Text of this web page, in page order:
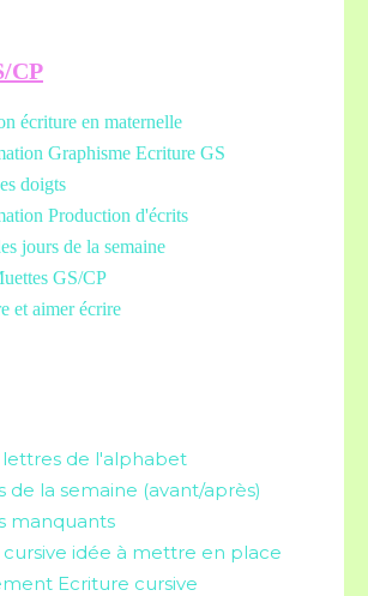
CP
écriture en maternelle
Graphisme Ecriture GS
doigts
Production d'écrits
jours de la semaine
GS/CP
et aimer écrire
lettres de l'alphabet
de la semaine (avant/après)
manquants
idée à mettre en place
Ecriture cursive